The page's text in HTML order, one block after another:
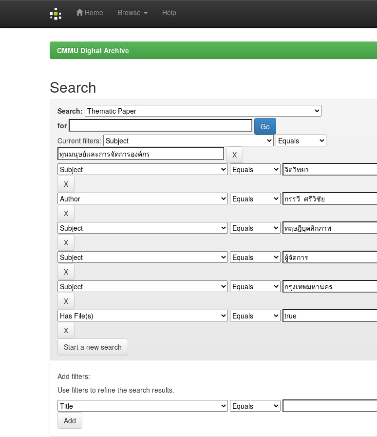
Home Browse Help
CMMU Digital Archive
Search
Search:
for
Current filters:
Start a new search
Add filters:
Use filters to refine the search results.